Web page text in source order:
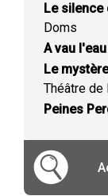
Le silence
Doms
A vau l'eau
Le
Théâtre de
Peines